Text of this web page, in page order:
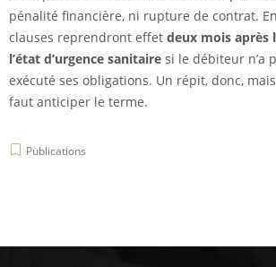
pénalité financière, ni rupture de contrat.
clauses reprendront effet deux mois après
l’état d’urgence sanitaire si le débiteur n’a
exécuté ses obligations. Un répit, donc,
faut anticiper le terme.
Publications